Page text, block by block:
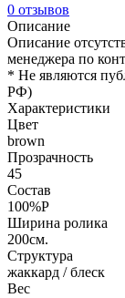
0 отзывов
Описание
Описание
менеджера по
* Не являются
РФ)
Характеристики
Цвет
brown
Прозрачность
45
Состав
100%P
Ширина ролика
200см.
Структура
жаккард / блеск
Вес